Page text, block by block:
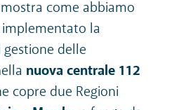
come abbiamo
la
delle
nuova centrale 112
copre due Regioni